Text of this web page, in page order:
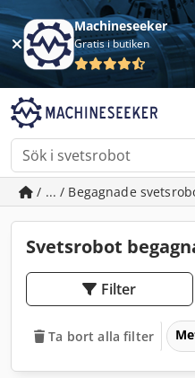
Machineseeker
Gratis i butiken
/ ... / Begagnade
Svetsrobot
Filter
Ta bort alla filter